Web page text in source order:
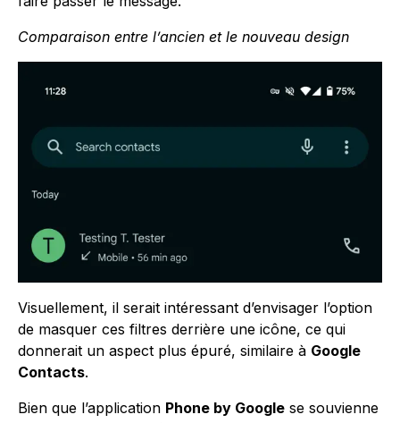
Comparaison entre l’ancien et le nouveau design
Visuellement, il serait intéressant d’envisager l’option
de masquer ces filtres derrière une icône, ce qui
donnerait un aspect plus épuré, similaire à Google
Contacts.
Bien que l’application Phone by Google se souvienne